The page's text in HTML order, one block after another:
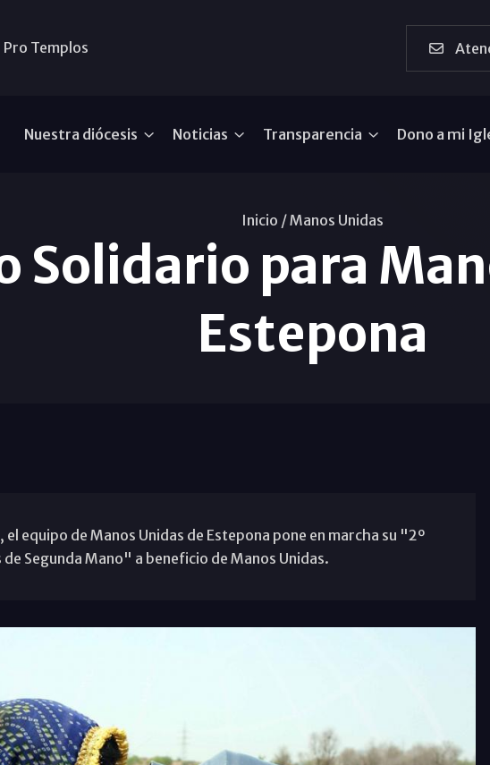
Pro Templos
Nuestra diócesis Noticias Transparencia Dono a mi
Inicio /Manos Unidas
Solidario para
Estepona
el equipo de Manos Unidas de Estepona pone en marcha su "2º
Segunda Mano" a beneficio de Manos Unidas.